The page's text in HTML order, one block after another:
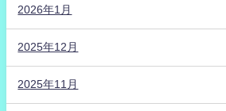
2026年1月
2025年12月
2025年11月